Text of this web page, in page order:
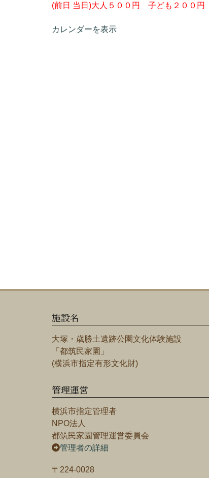
(前日 当日)大人５００円 子ども２００円
カレンダーを表示
施設名
大塚・歳勝土遺跡公園文化体験施設
「都筑民家園」
(横浜市指定有形文化財)
管理運営
横浜市指定管理者
NPO法人
都筑民家園管理運営委員会
管理者の詳細
〒224-0028